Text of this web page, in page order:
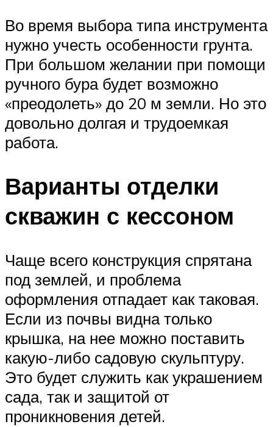
Во время выбора типа инструмента
нужно учесть особенности грунта.
При большом желании при помощи
ручного бура будет возможно
«преодолеть» до 20 м земли. Но это
довольно долгая и трудоемкая
работа.
Варианты отделки
скважин с кессоном
Чаще всего конструкция спрятана
под землей, и проблема
оформления отпадает как таковая.
Если из почвы видна только
крышка, на нее можно поставить
какую-либо садовую скульптуру.
Это будет служить как украшением
сада, так и защитой от
проникновения детей.